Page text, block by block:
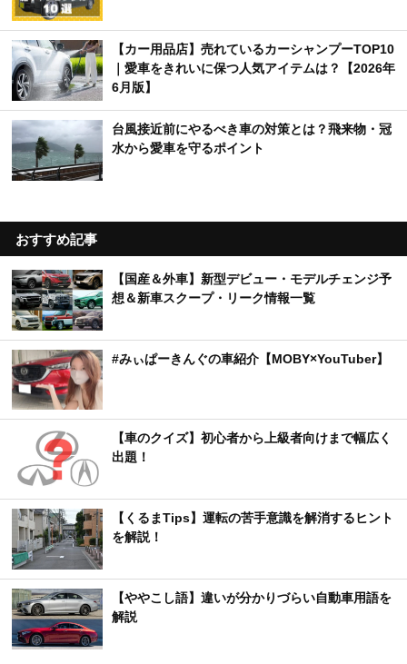
【カー用品店】売れているカーシャンプーTOP10
｜愛車をきれいに保つ人気アイテムは？【2026年
6月版】
台風接近前にやるべき車の対策とは？飛来物・冠
水から愛車を守るポイント
おすすめ記事
【国産＆外車】新型デビュー・モデルチェンジ予
想＆新車スクープ・リーク情報一覧
#みぃぱーきんぐの車紹介【MOBY×YouTuber】
【車のクイズ】初心者から上級者向けまで幅広く
出題！
【くるまTips】運転の苦手意識を解消するヒント
を解説！
【ややこし語】違いが分かりづらい自動車用語を
解説